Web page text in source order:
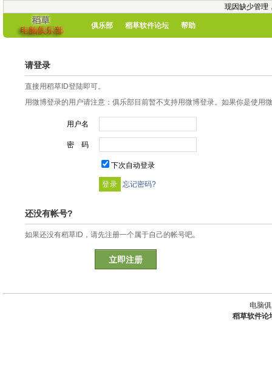
现因缺少管理
俱乐部 稻草软件论坛 帮助
请登录
直接用稻草ID登陆即可。
用微博登录的用户请注意：俱乐部目前暂不支持用微博登录。如果你是使用
用户名
密 码
下次自动登录
忘记密码?
还没有帐号?
如果还没有稻草ID，请先注册一个属于自己的帐号吧。
立即注册
电脑
稻草软件论